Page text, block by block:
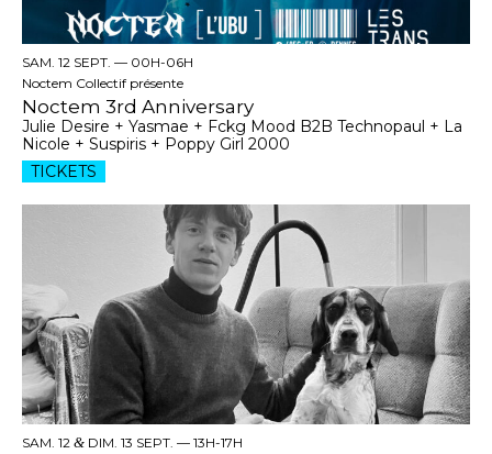
SAM. 12 SEPT. — 00H-06H
Noctem Collectif présente
Noctem 3rd Anniversary
Julie Desire + Yasmae + Fckg Mood B2B Technopaul + La
Nicole + Suspiris + Poppy Girl 2000
TICKETS
SAM. 12 & DIM. 13 SEPT. — 13H-17H